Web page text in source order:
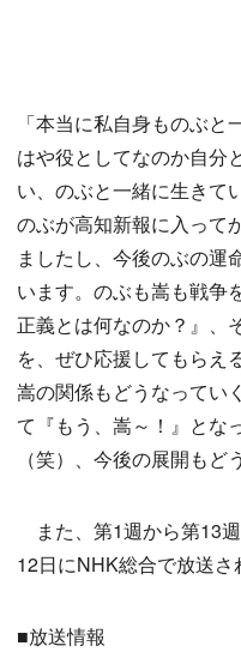
「本当に私自身ものぶ
はや役としてなのか自分
い、のぶと一緒に生きて
のぶが高知新報に入って
ましたし、今後のぶの運
います。のぶも嵩も戦争
正義とは何なのか？』、
を、ぜひ応援してもらえ
嵩の関係もどうなってい
て『もう、嵩～！』とな
（笑）、今後の展開もど
また、第1週から第13
12日にNHK総合で放送さ
■放送情報